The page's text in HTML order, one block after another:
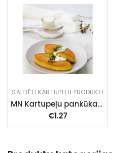
SALDĒTI KARTUPEĻU PRODUKTI
MN Kartupeļu pankūkas “Žemaišu” l/l un c/g (40x130g), 5.2kg LT27-04ES
€1.27